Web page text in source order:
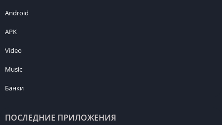
Android
APK
Video
Music
Банки
ПОСЛЕДНИЕ ПРИЛОЖЕНИЯ